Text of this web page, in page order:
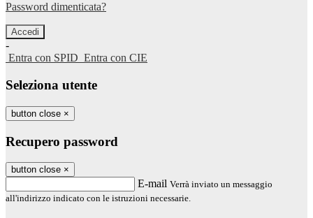
Password dimenticata?
-
Entra con SPID Entra con CIE
Seleziona utente
button close ×
Recupero password
button close ×
E-mail Verrà inviato un messaggio
all'indirizzo indicato con le istruzioni necessarie.